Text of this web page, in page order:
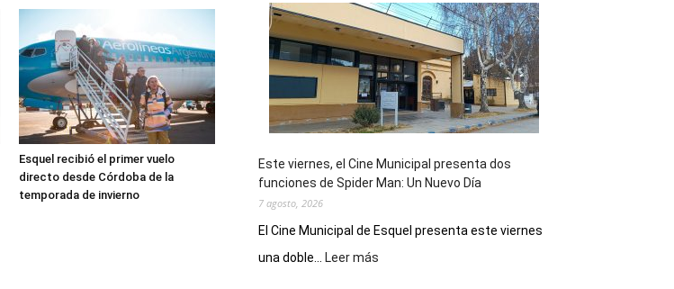
Esquel recibió el primer vuelo
directo desde Córdoba de la
temporada de invierno
su
potencial
como
destino
de
reuniones
y
deportivos
Este viernes, el Cine Municipal presenta dos
funciones de Spider Man: Un Nuevo Día
7 agosto, 2026
El Cine Municipal de Esquel presenta este viernes
una doble...
Leer más